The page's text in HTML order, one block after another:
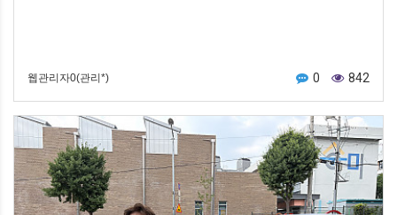
웹관리자0(관리*) 0 842